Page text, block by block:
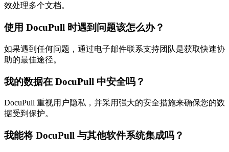
效处理多个文档。
使用 DocuPull 时遇到问题该怎么办？
如果遇到任何问题，通过电子邮件联系支持团队是获取快速协
助的最佳途径。
我的数据在 DocuPull 中安全吗？
DocuPull 重视用户隐私，并采用强大的安全措施来确保您的数
据受到保护。
我能将 DocuPull 与其他软件系统集成吗？